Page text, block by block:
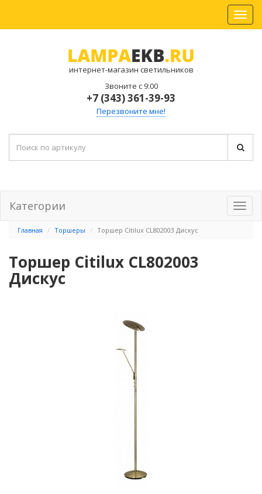
интернет-магазин светильников
Звоните с 9:00
+7 (343) 361-39-93
Перезвоните мне!
Категории
Главная Торшеры Торшер Citilux CL802003 Дискус
Торшер Citilux CL802003
Дискус